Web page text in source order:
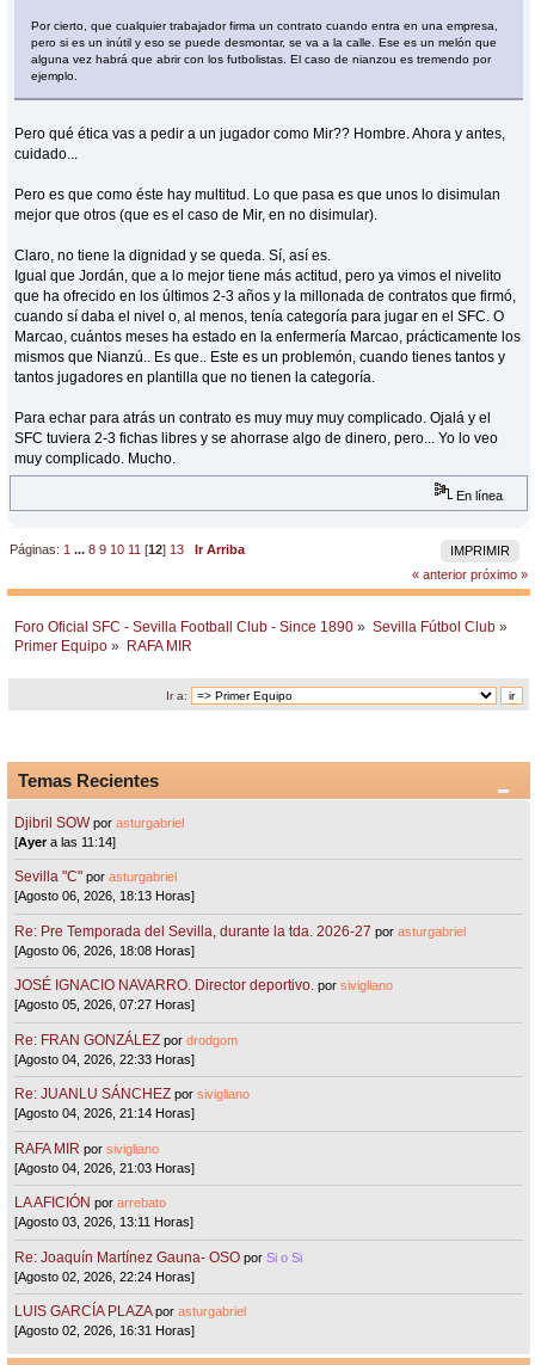
Por cierto, que cualquier trabajador firma un contrato cuando entra en una empresa,
pero si es un inútil y eso se puede desmontar, se va a la calle. Ese es un melón que
alguna vez habrá que abrir con los futbolistas. El caso de nianzou es tremendo por
ejemplo.
Pero qué ética vas a pedir a un jugador como Mir?? Hombre. Ahora y antes,
cuidado...
Pero es que como éste hay multitud. Lo que pasa es que unos lo disimulan
mejor que otros (que es el caso de Mir, en no disimular).
Claro, no tiene la dignidad y se queda. Sí, así es.
Igual que Jordán, que a lo mejor tiene más actitud, pero ya vimos el nivelito
que ha ofrecido en los últimos 2-3 años y la millonada de contratos que firmó,
cuando sí daba el nivel o, al menos, tenía categoría para jugar en el SFC. O
Marcao, cuántos meses ha estado en la enfermería Marcao, prácticamente los
mismos que Nianzú.. Es que.. Este es un problemón, cuando tienes tantos y
tantos jugadores en plantilla que no tienen la categoría.
Para echar para atrás un contrato es muy muy muy complicado. Ojalá y el
SFC tuviera 2-3 fichas libres y se ahorrase algo de dinero, pero... Yo lo veo
muy complicado. Mucho.
En línea
IMPRIMIR
Páginas: 1 ...8 9 10 11 [12] 13
Ir Arriba
« anterior próximo »
Foro Oficial SFC - Sevilla Football Club - Since 1890 » Sevilla Fútbol Club »
Primer Equipo » RAFA MIR
Ir a:
Temas Recientes
Djibril SOW porasturgabriel
[Ayera las 11:14]
Sevilla "C"porasturgabriel
[Agosto 06, 2026, 18:13 Horas]
Re: Pre Temporada del Sevilla, durante la tda. 2026-27 porasturgabriel
[Agosto 06, 2026, 18:08 Horas]
JOSÉ IGNACIO NAVARRO. Director deportivo. porsivigliano
[Agosto 05, 2026, 07:27 Horas]
Re: FRAN GONZÁLEZ pordrodgom
[Agosto 04, 2026, 22:33 Horas]
Re: JUANLU SÁNCHEZ porsivigliano
[Agosto 04, 2026, 21:14 Horas]
RAFA MIR porsivigliano
[Agosto 04, 2026, 21:03 Horas]
LA AFICIÓN porarrebato
[Agosto 03, 2026, 13:11 Horas]
Re: Joaquín Martínez Gauna- OSO porSi o Si
[Agosto 02, 2026, 22:24 Horas]
LUIS GARCÍA PLAZA porasturgabriel
[Agosto 02, 2026, 16:31 Horas]